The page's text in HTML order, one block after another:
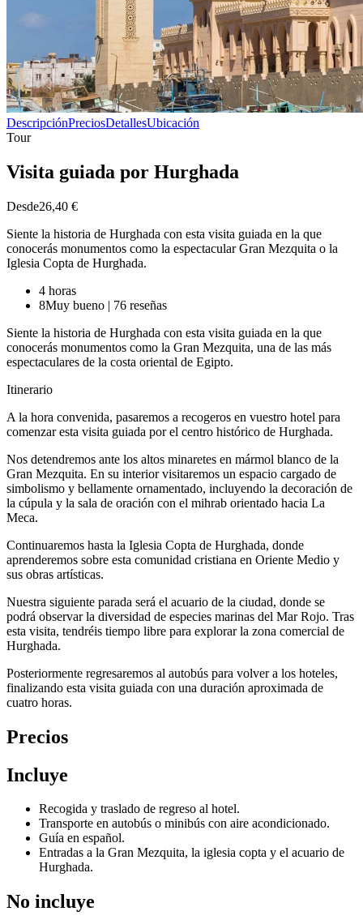
DescripciónPreciosDetallesUbicación
Tour
Visita guiada por Hurghada
Desde26,40 €
Siente la historia de Hurghada con esta visita guiada en la que
conocerás monumentos como la espectacular Gran Mezquita o la
Iglesia Copta de Hurghada.
4 horas
8Muy bueno | 76 reseñas
Siente la historia de Hurghada con esta visita guiada en la que
conocerás monumentos como la Gran Mezquita, una de las más
espectaculares de la costa oriental de Egipto.
Itinerario
A la hora convenida, pasaremos a recogeros en vuestro hotel para
comenzar esta visita guiada por el centro histórico de Hurghada.
Nos detendremos ante los altos minaretes en mármol blanco de la
Gran Mezquita. En su interior visitaremos un espacio cargado de
simbolismo y bellamente ornamentado, incluyendo la decoración de
la cúpula y la sala de oración con el mihrab orientado hacia La
Meca.
Continuaremos hasta la Iglesia Copta de Hurghada, donde
aprenderemos sobre esta comunidad cristiana en Oriente Medio y
sus obras artísticas.
Nuestra siguiente parada será el acuario de la ciudad, donde se
podrá observar la diversidad de especies marinas del Mar Rojo. Tras
esta visita, tendréis tiempo libre para explorar la zona comercial de
Hurghada.
Posteriormente regresaremos al autobús para volver a los hoteles,
finalizando esta visita guiada con una duración aproximada de
cuatro horas.
Precios
Incluye
Recogida y traslado de regreso al hotel.
Transporte en autobús o minibús con aire acondicionado.
Guía en español.
Entradas a la Gran Mezquita, la iglesia copta y el acuario de
Hurghada.
No incluye